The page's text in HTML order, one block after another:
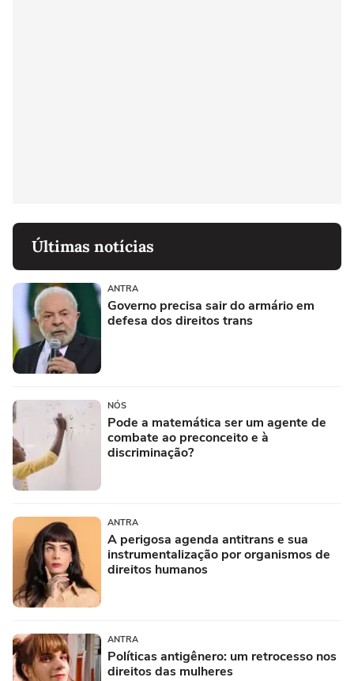
Últimas notícias
ANTRA
Governo precisa sair do armário em
defesa dos direitos trans
NÓS
Pode a matemática ser um agente de
combate ao preconceito e à
discriminação?
ANTRA
A perigosa agenda antitrans e sua
instrumentalização por organismos de
direitos humanos
ANTRA
Políticas antigênero: um retrocesso nos
direitos das mulheres